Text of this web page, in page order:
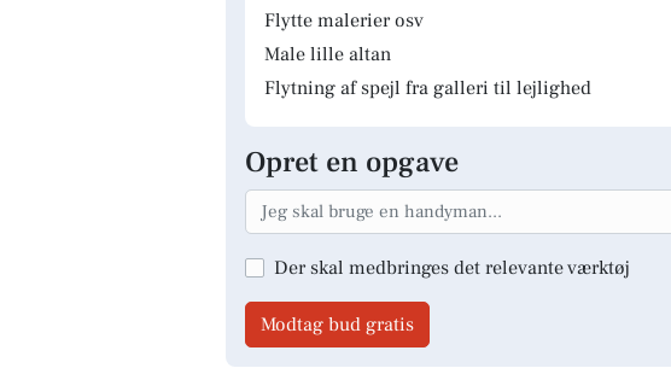
Flytte malerier osv
Male lille altan
Flytning af spejl fra galleri til lejlighed
Opret en opgave
Der skal medbringes det relevante værktøj
Modtag bud gratis